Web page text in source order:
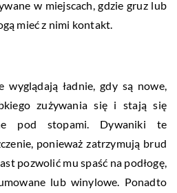
w miejscach, gdzie gruz lub
mieć z nimi kontakt.
wyglądają ładnie, gdy są nowe,
zużywania się i stają się
pod stopami. Dywaniki te
ponieważ zatrzymują brud
pozwolić mu spaść na podłogę,
lub winylowe. Ponadto